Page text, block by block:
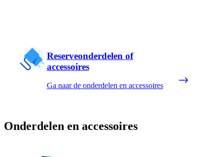
Reserveonderdelen of
accessoires
Ga naar de onderdelen en accessoires
Onderdelen en accessoires